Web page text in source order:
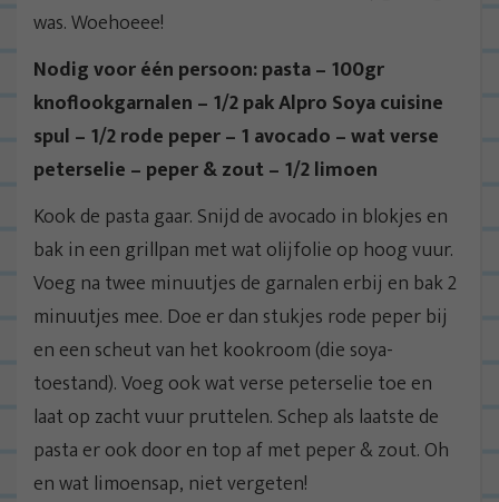
was. Woehoeee!
Nodig voor één persoon: pasta – 100gr
knoflookgarnalen – 1/2 pak Alpro Soya cuisine
spul – 1/2 rode peper – 1 avocado – wat verse
peterselie – peper & zout – 1/2 limoen
Kook de pasta gaar. Snijd de avocado in blokjes en
bak in een grillpan met wat olijfolie op hoog vuur.
Voeg na twee minuutjes de garnalen erbij en bak 2
minuutjes mee. Doe er dan stukjes rode peper bij
en een scheut van het kookroom (die soya-
toestand). Voeg ook wat verse peterselie toe en
laat op zacht vuur pruttelen. Schep als laatste de
pasta er ook door en top af met peper & zout. Oh
en wat limoensap, niet vergeten!